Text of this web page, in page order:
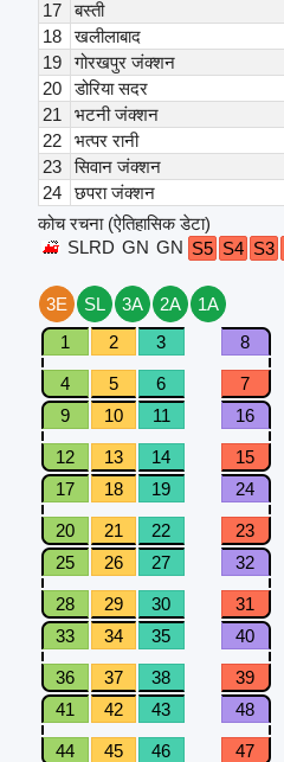
17
बस्ती
18
खलीलाबाद
19
गोरखपुर जंक्शन
20
डोरिया सदर
21
भटनी जंक्शन
22
भत्पर रानी
23
सिवान जंक्शन
24
छपरा जंक्शन
कोच रचना (ऐतिहासिक डेटा)
SLRD GN GN S5 S4 S3
3E SL 3A 2A
1A
1
2 3 8
4 5 6
7
9
10 11 16
12 13 14
15
17
18 19 24
20 21 22
23
25
26 27 32
28 29 30
31
33
34 35 40
36 37 38
39
41
42 43 48
44 45 46
47